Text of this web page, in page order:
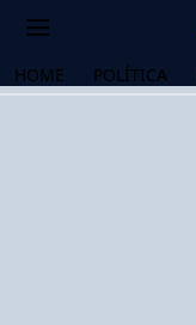
HOME POLÍTICA